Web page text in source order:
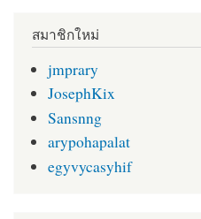
สมาชิกใหม่
jmprary
JosephKix
Sansnng
arypohapalat
egyvycasyhif